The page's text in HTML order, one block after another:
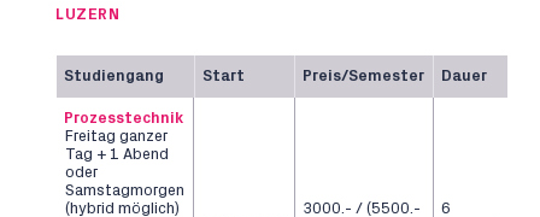
LUZERN
Studiengang Start Preis/Semester Dauer
Prozesstechnik
Freitag ganzer
Tag + 1 Abend
oder
Samstagmorgen
(hybrid möglich)
3000.- / (5500.-
6